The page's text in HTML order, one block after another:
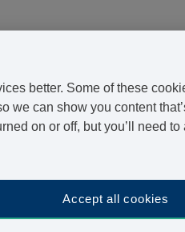
wenn Kinder anwesend
wird bei Kindern mit
regelmäßig zu
better. Some of these
we can show you content
on or off, but you’ll need
Accept all cookies